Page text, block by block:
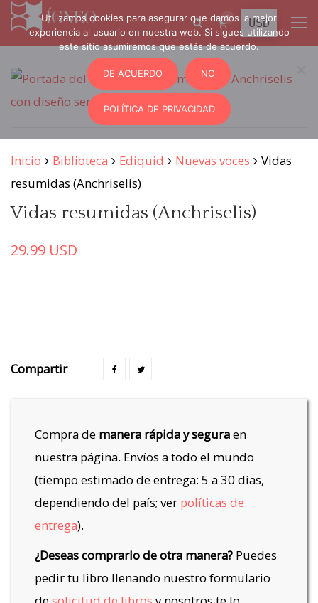
0
Inicio Biblioteca Ediquid Nuevas voces
Vidas
resumidas (Anchriselis)
Vidas resumidas (Anchriselis)
29.99 USD
Compartir
Compra de manera rápida y seguraen
nuestra página. Envíos a todo el mundo
(tiempo estimado de entrega: 5 a 30 días,
dependiendo del país; ver políticas de
entrega).
¿Deseas comprarlo de otra manera?Puedes
pedir tu libro llenando nuestro formulario
Utilizamos cookies para asegurar que damos la mejor
experiencia al usuario en nuestra web. Si sigues utilizando
este sitio asumiremos que estás de acuerdo.
DE ACUERDO NO
POLÍTICA DE PRIVACIDAD